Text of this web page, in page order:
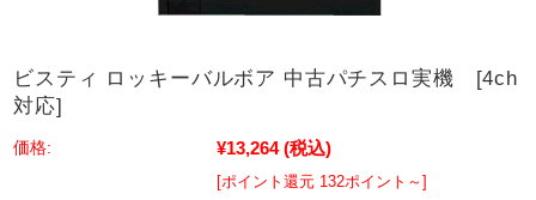
ビスティ ロッキーバルボア 中古パチスロ実機 [4ch
対応]
価格: ¥13,264 (税込)
[ポイント還元 132ポイント～]